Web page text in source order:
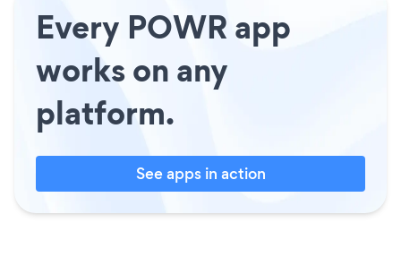
Every POWR app
works on any
platform.
See apps in action